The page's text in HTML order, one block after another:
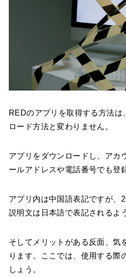
REDのアプリを取得する方法は
ロード方法と変わりません。
アプリをダウンロードし、アカ
ールアドレスや電話番号でも登
アプリ内は中国語表記ですが、
説明文は日本語で表記されるよ
そしてメリットがある反面、気
ります。ここでは、使用する際
しょう。